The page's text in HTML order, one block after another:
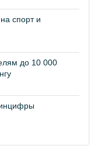
спорт и
до 10 000